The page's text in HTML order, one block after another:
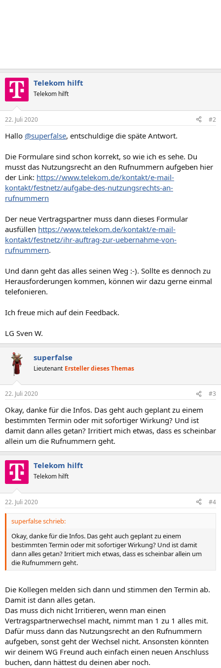
Telekom hilft
Telekom hilft
22. Juli 2020 #2
Hallo @superfalse, entschuldige die späte Antwort.
Die Formulare sind schon korrekt, so wie ich es sehe. Du
musst das Nutzungsrecht an den Rufnummern aufgeben hier
der Link: https://www.telekom.de/kontakt/e-mail-
kontakt/festnetz/aufgabe-des-nutzungsrechts-an-
rufnummern
Der neue Vertragspartner muss dann dieses Formular
ausfüllen https://www.telekom.de/kontakt/e-mail-
kontakt/festnetz/ihr-auftrag-zur-uebernahme-von-
rufnummern.
Und dann geht das alles seinen Weg :-). Sollte es dennoch zu
Herausforderungen kommen, können wir dazu gerne einmal
telefonieren.
Ich freue mich auf dein Feedback.
LG Sven W.
superfalse
Lieutenant Ersteller dieses Themas
22. Juli 2020 #3
Okay, danke für die Infos. Das geht auch geplant zu einem
bestimmten Termin oder mit sofortiger Wirkung? Und ist
damit dann alles getan? Irritiert mich etwas, dass es scheinbar
allein um die Rufnummern geht.
Telekom hilft
Telekom hilft
22. Juli 2020 #4
superfalse schrieb:
Okay, danke für die Infos. Das geht auch geplant zu einem
bestimmten Termin oder mit sofortiger Wirkung? Und ist damit
dann alles getan? Irritiert mich etwas, dass es scheinbar allein um
die Rufnummern geht.
Die Kollegen melden sich dann und stimmen den Termin ab.
Damit ist dann alles getan.
Das muss dich nicht Irritieren, wenn man einen
Vertragspartnerwechsel macht, nimmt man 1 zu 1 alles mit.
Dafür muss dann das Nutzungsrecht an den Rufnummern
aufgeben, sonst geht der Wechsel nicht. Ansonsten könnten
wir deinem WG Freund auch einfach einen neuen Anschluss
buchen, dann hättest du deinen aber noch.